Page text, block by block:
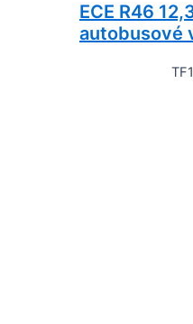
ECE R46
autobusové